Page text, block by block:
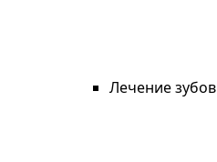
Лечение зубов